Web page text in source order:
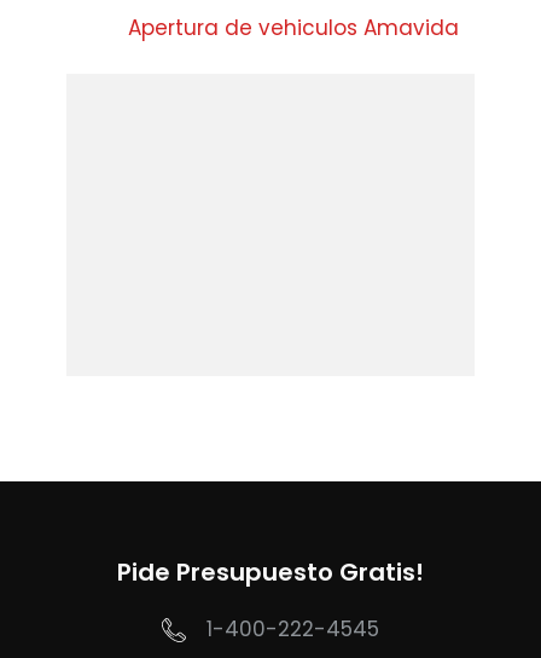
Apertura de vehiculos Amavida
Pide Presupuesto Gratis!
1-400-222-4545